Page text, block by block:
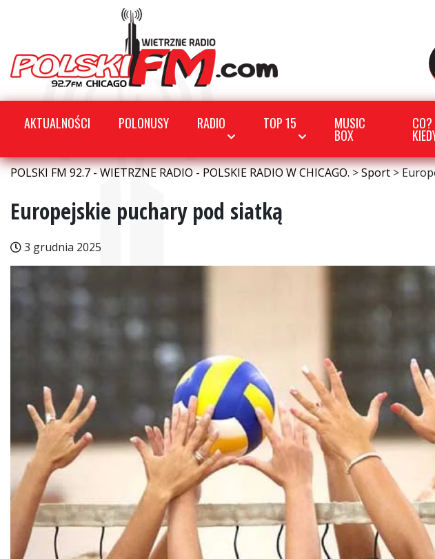
AKTUALNOŚCI POLONUSY RADIO TOP 15 MUSIC
BOX
CO?
POLSKI FM 92.7 - WIETRZNE RADIO - POLSKIE RADIO W CHICAGO.>Sport>
Europejskie puchary pod siatką
3 grudnia 2025